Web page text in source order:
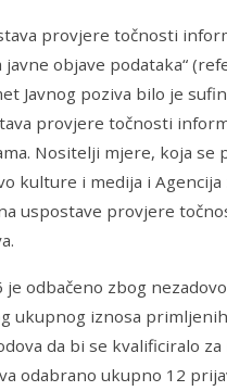
provjere točnosti
objave podataka“
Javnog poziva bilo je
provjere točnosti
Nositelji mjere, koja se
kulture i medija i Agencija
uspostave provjere
odbačeno zbog
ukupnog iznosa
da bi se kvalificiralo za
odabrano ukupno 12